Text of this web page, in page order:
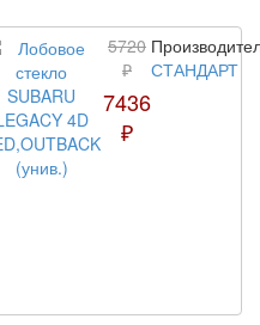
5720
₽
7436
₽
СТАНДАРТ